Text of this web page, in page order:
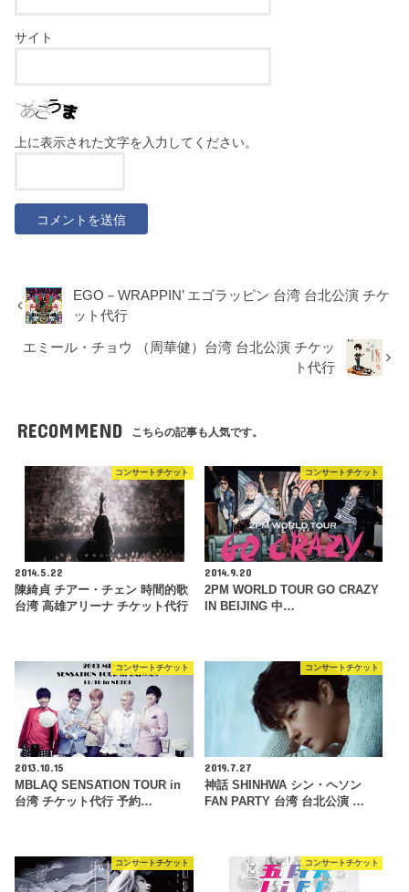
サイト
上に表示された文字を入力してください。
EGO－WRAPPIN’ エゴラッピン 台湾 台北公演 チケ
ット代行
エミール・チョウ （周華健）台湾 台北公演 チケッ
ト代行
RECOMMEND こちらの記事も人気です。
コンサートチケット
2014.5.22
陳綺貞 チアー・チェン 時間的歌
台湾 高雄アリーナ チケット代行
コンサートチケット
2014.9.20
2PM WORLD TOUR GO CRAZY
IN BEIJING 中…
コンサートチケット
2013.10.15
MBLAQ SENSATION TOUR in
台湾 チケット代行 予約…
コンサートチケット
2019.7.27
神話 SHINHWA シン・ヘソン
FAN PARTY 台湾 台北公演 …
コンサートチケット コンサートチケット